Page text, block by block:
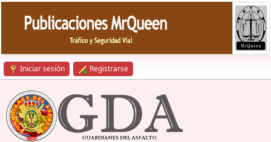
Iniciar sesión Registrarse